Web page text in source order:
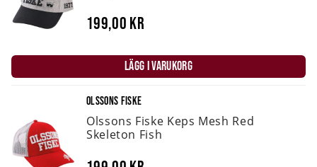
199,00 kr
LÄGG I VARUKORG
OLSSONS FISKE
Olssons Fiske Keps Mesh Red
Skeleton Fish